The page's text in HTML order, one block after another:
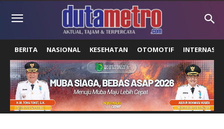
BERITA NASIONAL KESEHATAN OTOMOTIF